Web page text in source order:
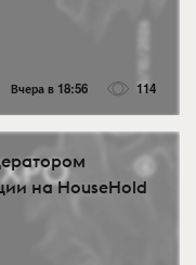
Вчера в 18:56 114
на HouseHold